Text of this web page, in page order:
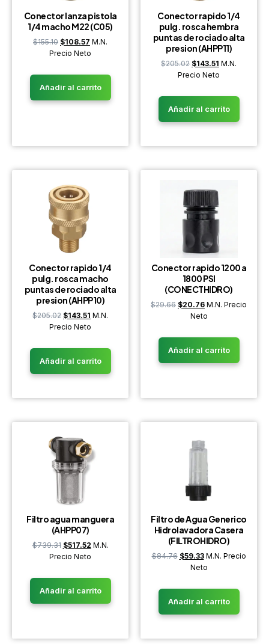
Conector lanza pistola
1/4 macho M22 (C05)
$155.10 $108.57 M.N.
Precio Neto
Añadir al carrito
Conector rapido 1/4
pulg. rosca hembra
puntas de rociado alta
presion (AHPP11)
$205.02 $143.51 M.N.
Precio Neto
Añadir al carrito
Conector rapido 1/4
pulg. rosca macho
puntas de rociado alta
presion (AHPP10)
$205.02 $143.51 M.N.
Precio Neto
Añadir al carrito
Conector rapido 1200 a
1800 PSI
(CONECTHIDRO)
$29.66 $20.76 M.N. Precio
Neto
Añadir al carrito
Filtro agua manguera
(AHPP07)
$739.31 $517.52 M.N.
Precio Neto
Añadir al carrito
Filtro de Agua Generico
Hidrolavadora Casera
(FILTROHIDRO)
$84.76 $59.33 M.N. Precio
Neto
Añadir al carrito